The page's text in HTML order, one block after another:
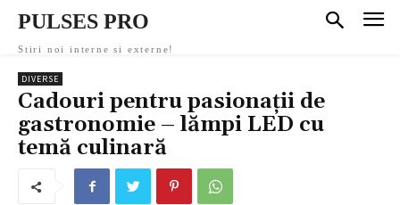
PULSES PRO
Stiri noi interne si externe!
DIVERSE
Cadouri pentru pasionații de
gastronomie – lămpi LED cu
temă culinară